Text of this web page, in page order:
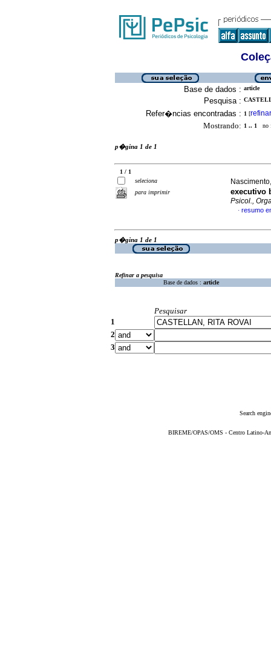
Base de dados : article
Pesquisa :
Refer�ncias encontradas : 1 [refinar
Mostrando: 1 .. 1 no
p�gina 1 de 1
1 / 1
seleciona
para imprimir
executivo
Psicol.,
· resumo
p�gina 1 de 1
Refinar a pesquisa
Base de dados : article
Pesquisar
1
2
3
Search
BIREME/OPAS/OMS - Centro Latino-